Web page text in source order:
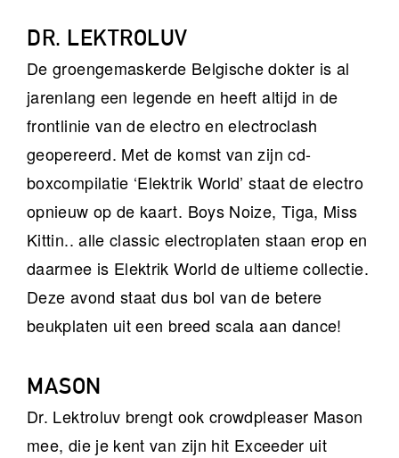
DR. LEKTROLUV
De groengemaskerde Belgische dokter is al
jarenlang een legende en heeft altijd in de
frontlinie van de electro en electroclash
geopereerd. Met de komst van zijn cd-
boxcompilatie ‘Elektrik World’ staat de electro
opnieuw op de kaart. Boys Noize, Tiga, Miss
Kittin.. alle classic electroplaten staan erop en
daarmee is Elektrik World de ultieme collectie.
Deze avond staat dus bol van de betere
beukplaten uit een breed scala aan dance!
MASON
Dr. Lektroluv brengt ook crowdpleaser Mason
mee, die je kent van zijn hit Exceeder uit